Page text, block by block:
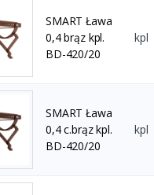
SMART Ława
0,4 brąz kpl.
BD-420/20
kpl
SMART Ława
0,4 c.brąz kpl.
BD-420/20
kpl